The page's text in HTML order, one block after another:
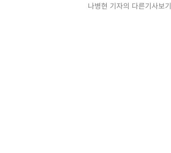
나병현 기자의 다른기사보기